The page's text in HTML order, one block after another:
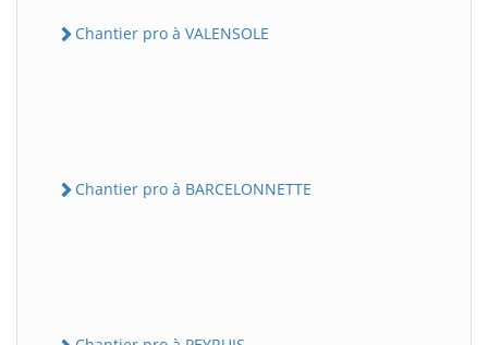
Chantier pro à VALENSOLE
Chantier pro à BARCELONNETTE